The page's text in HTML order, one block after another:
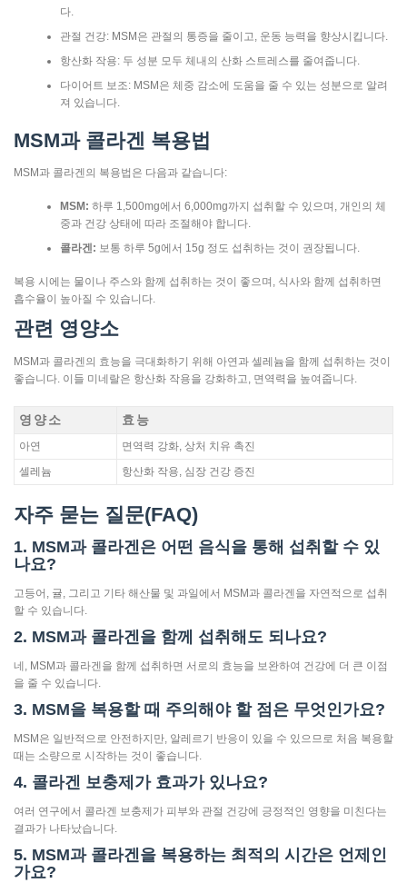
다.
관절 건강: MSM은 관절의 통증을 줄이고, 운동 능력을 향상시킵니다.
항산화 작용: 두 성분 모두 체내의 산화 스트레스를 줄여줍니다.
다이어트 보조: MSM은 체중 감소에 도움을 줄 수 있는 성분으로 알려
져 있습니다.
MSM과 콜라겐 복용법
MSM과 콜라겐의 복용법은 다음과 같습니다:
MSM: 하루 1,500mg에서 6,000mg까지 섭취할 수 있으며, 개인의 체
중과 건강 상태에 따라 조절해야 합니다.
콜라겐: 보통 하루 5g에서 15g 정도 섭취하는 것이 권장됩니다.
복용 시에는 물이나 주스와 함께 섭취하는 것이 좋으며, 식사와 함께 섭취하면
흡수율이 높아질 수 있습니다.
관련 영양소
MSM과 콜라겐의 효능을 극대화하기 위해 아연과 셀레늄을 함께 섭취하는 것이
좋습니다. 이들 미네랄은 항산화 작용을 강화하고, 면역력을 높여줍니다.
영양소 효능
아연
면역력 강화, 상처 치유 촉진
셀레늄
항산화 작용, 심장 건강 증진
자주 묻는 질문(FAQ)
1. MSM과 콜라겐은 어떤 음식을 통해 섭취할 수 있
나요?
고등어, 귤, 그리고 기타 해산물 및 과일에서 MSM과 콜라겐을 자연적으로 섭취
할 수 있습니다.
2. MSM과 콜라겐을 함께 섭취해도 되나요?
네, MSM과 콜라겐을 함께 섭취하면 서로의 효능을 보완하여 건강에 더 큰 이점
을 줄 수 있습니다.
3. MSM을 복용할 때 주의해야 할 점은 무엇인가요?
MSM은 일반적으로 안전하지만, 알레르기 반응이 있을 수 있으므로 처음 복용할
때는 소량으로 시작하는 것이 좋습니다.
4. 콜라겐 보충제가 효과가 있나요?
여러 연구에서 콜라겐 보충제가 피부와 관절 건강에 긍정적인 영향을 미친다는
결과가 나타났습니다.
5. MSM과 콜라겐을 복용하는 최적의 시간은 언제인
가요?